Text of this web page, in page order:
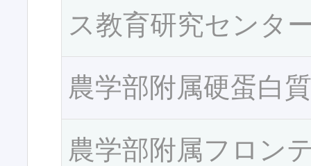
ス教育研究センタ
農学部附属硬蛋白
農学部附属フロン